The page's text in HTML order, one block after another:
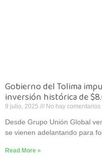
Gobierno del Tolima
inversión histórica de
9 julio, 2025 No hay comentarios
Desde Grupo Unión Global
se vienen adelantando para
Read More »